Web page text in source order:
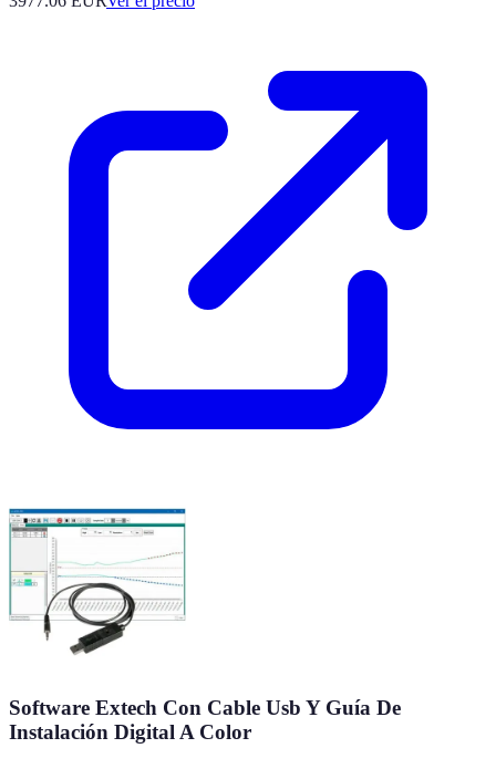
Software Extech Con Cable Usb Y Guía De
Instalación Digital A Color